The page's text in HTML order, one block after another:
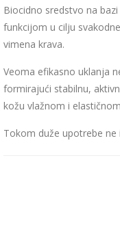
Biocidno sredstvo na
funkcijom u cilju
vimena krava.
Veoma efikasno uklanja
formirajući stabilnu,
kožu vlažnom i
Tokom duže upotrebe ne